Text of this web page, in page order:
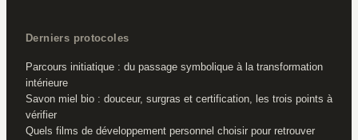
Derniers protocoles
Parcours initiatique : du passage symbolique à la transformation
intérieure
Savon miel bio : douceur, surgras et certification, les trois points à
vérifier
Quels films de développement personnel choisir pour retrouver